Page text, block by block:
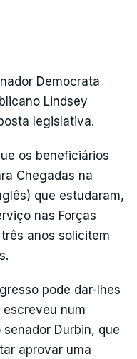
Democrata
Lindsey
legislativa.
os beneficiários
Chegadas na
que estudaram,
nas Forças
anos solicitem
pode dar-lhes
num
Durbin, que
aprovar uma